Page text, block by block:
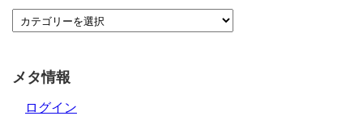
メタ情報
ログイン